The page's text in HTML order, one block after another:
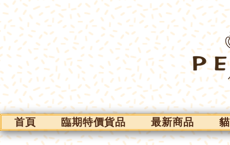
首頁 臨期特價貨品 最新商品